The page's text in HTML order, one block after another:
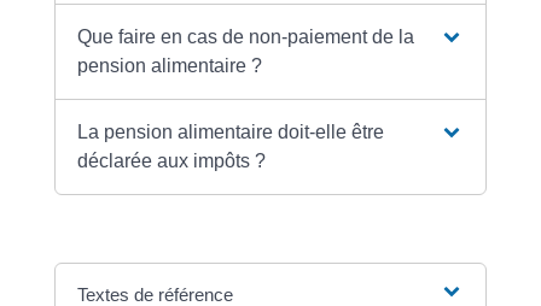
Que faire en cas de non-paiement de la
pension alimentaire ?
La pension alimentaire doit-elle être
déclarée aux impôts ?
Textes de référence